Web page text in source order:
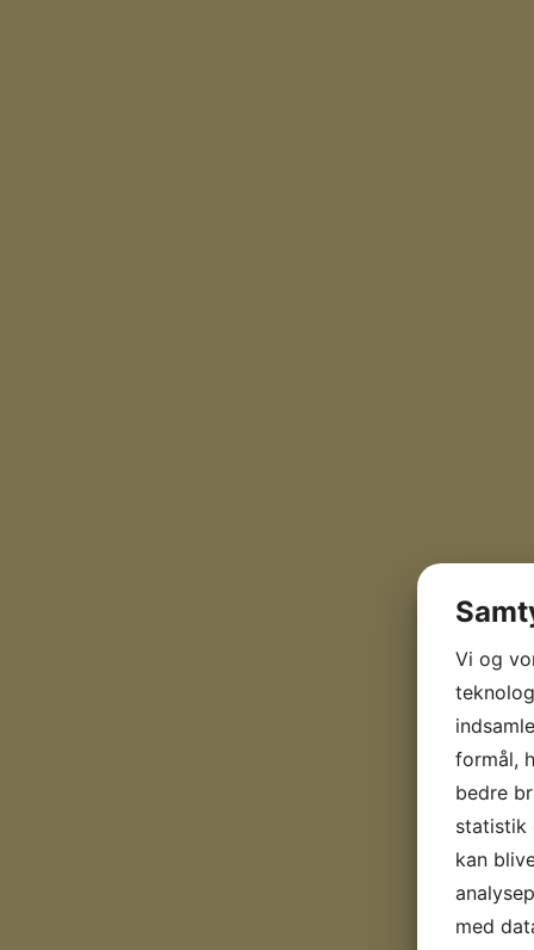
Vi og
formål,
bedre
statistik
kan
med